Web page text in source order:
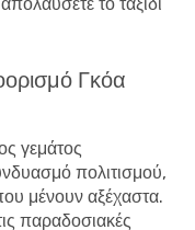
Γκόα
γεμάτος
πολιτισμού,
μένουν αξέχαστα.
παραδοσιακές